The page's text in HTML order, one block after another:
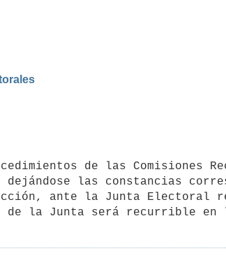
las constancias
ante la Junta Electoral